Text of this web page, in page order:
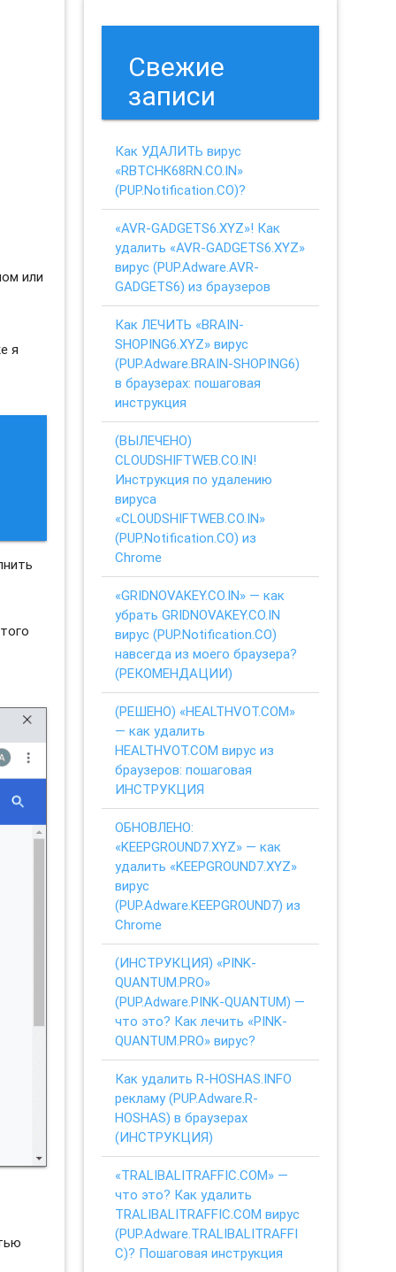
или
я
Свежие
записи
Как УДАЛИТЬ вирус
«RBTCHK68RN.CO.IN»
(PUP.Notification.CO)?
«AVR-GADGETS6.XYZ»! Как
удалить «AVR-GADGETS6.XYZ»
вирус (PUP.Adware.AVR-
GADGETS6) из браузеров
Как ЛЕЧИТЬ «BRAIN-
SHOPING6.XYZ» вирус
(PUP.Adware.BRAIN-SHOPING6)
в браузерах: пошаговая
инструкция
(ВЫЛЕЧЕНО)
CLOUDSHIFTWEB.CO.IN!
Инструкция по удалению
вируса
«CLOUDSHIFTWEB.CO.IN»
(PUP.Notification.CO) из
Chrome
«GRIDNOVAKEY.CO.IN» — как
убрать GRIDNOVAKEY.CO.IN
вирус (PUP.Notification.CO)
навсегда из моего браузера?
(РЕКОМЕНДАЦИИ)
(РЕШЕНО) «HEALTHVOT.COM»
— как удалить
HEALTHVOT.COM вирус из
браузеров: пошаговая
ИНСТРУКЦИЯ
ОБНОВЛЕНО:
«KEEPGROUND7.XYZ» — как
удалить «KEEPGROUND7.XYZ»
вирус
(PUP.Adware.KEEPGROUND7) из
Chrome
(ИНСТРУКЦИЯ) «PINK-
QUANTUM.PRO»
(PUP.Adware.PINK-QUANTUM) —
что это? Как лечить «PINK-
QUANTUM.PRO» вирус?
Как удалить R-HOSHAS.INFO
рекламу (PUP.Adware.R-
HOSHAS) в браузерах
(ИНСТРУКЦИЯ)
«TRALIBALITRAFFIC.COM» —
что это? Как удалить
TRALIBALITRAFFIC.COM вирус
(PUP.Adware.TRALIBALITRAFFI
C)? Пошаговая инструкция